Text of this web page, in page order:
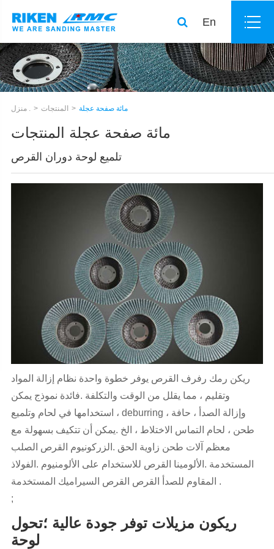
En
منزل . المنتجات مائة صفحة عجلة
مائة صفحة عجلة المنتجات
تلميع لوحة دوران القرص
ريكن رمك رفرف القرص يوفر خطوة واحدة نظام إزالة المواد
وتقليم ، مما يقلل من الوقت والتكلفة .فائدة نموذج يمكن
استخدامها في لحام وتلميع ، deburring ، وإزالة الصدأ ، حافة
طحن ، لحام التماس الاختلاط ، الخ .يمكن أن تتكيف بسهولة مع
معظم آلات طحن زاوية الحق .الزركونيوم القرص الصلب
المستخدمة .الألومينا القرص للاستخدام على الألومنيوم .الفولاذ
المقاوم للصدأ القرص القرص السيراميك المستخدمة .
;
ريكون مزيلات توفر جودة عالية ؛تحول
لوحة